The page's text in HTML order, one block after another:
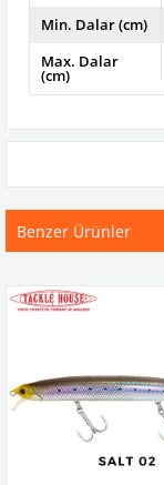
Min. Dalar (cm)
Max. Dalar
(cm)
Benzer Ürünler